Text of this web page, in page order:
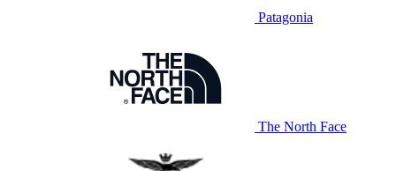
Patagonia
The North Face